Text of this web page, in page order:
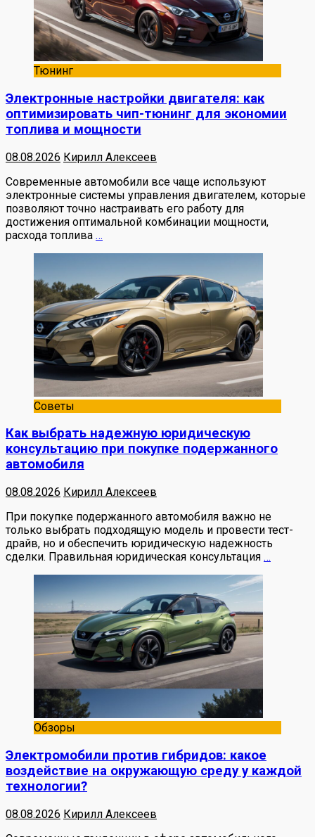
Тюнинг
Электронные настройки двигателя: как
оптимизировать чип-тюнинг для экономии
топлива и мощности
08.08.2026 Кирилл Алексеев
Современные автомобили все чаще используют
электронные системы управления двигателем, которые
позволяют точно настраивать его работу для
достижения оптимальной комбинации мощности,
расхода топлива …
Советы
Как выбрать надежную юридическую
консультацию при покупке подержанного
автомобиля
08.08.2026 Кирилл Алексеев
При покупке подержанного автомобиля важно не
только выбрать подходящую модель и провести тест-
драйв, но и обеспечить юридическую надежность
сделки. Правильная юридическая консультация …
Обзоры
Электромобили против гибридов: какое
воздействие на окружающую среду у каждой
технологии?
08.08.2026 Кирилл Алексеев